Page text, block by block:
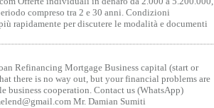
compreso tra 2 e 30 anni. Condizioni
rapidamente per discutere le modalità e documenti
Refinancing Mortgage Business capital (start or
there is no way out, but your financial problems are
business cooperation. Contact us (WhatsApp)
Mr. Damian Sumiti